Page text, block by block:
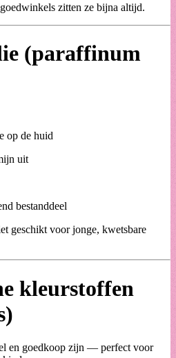
zitten ze bijna altijd.
(paraffinum
op de huid
uit
bestanddeel
geschikt voor jonge, kwetsbare
kleurstoffen
en goedkoop zijn — perfect voor